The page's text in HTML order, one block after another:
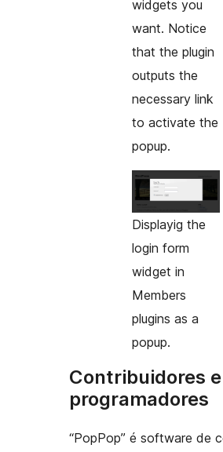
widgets you
want. Notice
that the plugin
outputs the
necessary link
to activate the
popup.
Displayig the
login form
widget in
Members
plugins as a
popup.
Contribuidores e
programadores
“PopPop” é software de